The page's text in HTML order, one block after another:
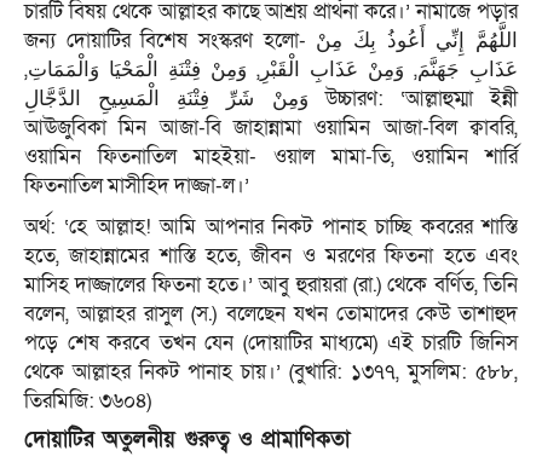
চারটি বিষয় থেকে আল্লাহর কাছে আশ্রয় প্রার্থনা করে।’ নামাজে পড়ার
জন্য দোয়াটির বিশেষ সংস্করণ হলো- اللَّهُمَّ إِنِّي أَعُوذُ بِكَ مِنْ
عَذَابِ جَهَنَّمَ, وَمِنْ عَذَابِ الْقَبْرِ, وَمِنْ فِتْنَةِ الْمَحْيَا وَالْمَمَاتِ,
وَمِنْ شَرِّ فِتْنَةِ الْمَسِيحِ الدَّجَّالِ উচ্চারণ: ‘আল্লাহুম্মা ইন্নী
আঊজুবিকা মিন আজা-বি জাহান্নামা ওয়ামিন আজা-বিল ক্বাবরি,
ওয়ামিন ফিতনাতিল মাহইয়া- ওয়াল মামা-তি, ওয়ামিন শার্রি
ফিতনাতিল মাসীহিদ দাজ্জা-ল।’
অর্থ: ‘হে আল্লাহ! আমি আপনার নিকট পানাহ চাচ্ছি কবরের শাস্তি
হতে, জাহান্নামের শাস্তি হতে, জীবন ও মরণের ফিতনা হতে এবং
মাসিহ দাজ্জালের ফিতনা হতে।’ আবু হুরায়রা (রা.) থেকে বর্ণিত, তিনি
বলেন, আল্লাহর রাসুল (স.) বলেছেন যখন তোমাদের কেউ তাশাহুদ
পড়ে শেষ করবে তখন যেন (দোয়াটির মাধ্যমে) এই চারটি জিনিস
থেকে আল্লাহর নিকট পানাহ চায়।’ (বুখারি: ১৩৭৭, মুসলিম: ৫৮৮,
তিরমিজি: ৩৬০৪)
দোয়াটির অতুলনীয় গুরুত্ব ও প্রামাণিকতা